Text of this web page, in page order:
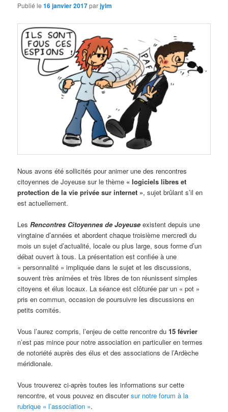
Publié le16 janvier 2017parjylm
Nous avons été sollicités pour animer une des rencontres
citoyennes de Joyeuse sur le thème « logiciels libres et
protection de la vie privée sur internet », sujet brûlant s’il en
est actuellement.
LesRencontres Citoyennes de Joyeuse existent depuis une
vingtaine d’années et abordent chaque troisième mercredi du
mois un sujet d’actualité, locale ou plus large, sous forme d’un
débat ouvert à tous. La présentation est confiée à une
« personnalité » impliquée dans le sujet et les discussions,
souvent très animées et très libres de ton réunissent simples
citoyens et élus locaux. La séance est clôturée par un « pot »
pris en commun, occasion de poursuivre les discussions en
petits comités.
Vous l’aurez compris, l’enjeu de cette rencontre du15 février
n’est pas mince pour notre association en particulier en termes
de notoriété auprès des élus et des associations de l’Ardèche
méridionale.
Vous trouverez ci-après toutes les informations sur cette
rencontre, et vous pouvez en discutersur notre forum à la
rubrique « l’association ».